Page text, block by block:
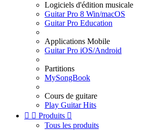
Logiciels d'édition musicale
Guitar Pro 8 Win/macOS
Guitar Pro Education
Applications Mobile
Guitar Pro iOS/Android
Partitions
MySongBook
Cours de guitare
Play Guitar Hits
  Produits 
Tous les produits